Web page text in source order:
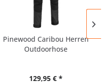
Pinewood Caribou Herren
Outdoorhose
129,95 € *